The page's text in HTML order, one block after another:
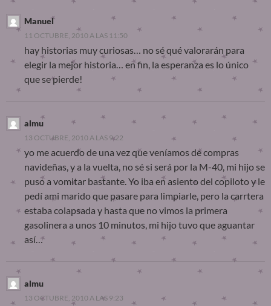
Manuel
11 OCTUBRE, 2010 A LAS 11:50
hay historias muy curiosas… no sé qué valorarán para
elegir la mejor historia… en fin, la esperanza es lo único
que se pierde!
almu
13 OCTUBRE, 2010 A LAS 9:22
yo me acuerdo de una vez que veníamos de compras
navideñas, y a la vuelta, no sé si será por la M-40, mi hijo se
puso a vomitar bastante. Yo iba en asiento del copiloto y le
pedí ami marido que pasare para limpiarle, pero la carrtera
estaba colapsada y hasta que no vimos la primera
gasolinera a unos 10 minutos, mi hijo tuvo que aguantar
así…
almu
13 OCTUBRE, 2010 A LAS 9:23